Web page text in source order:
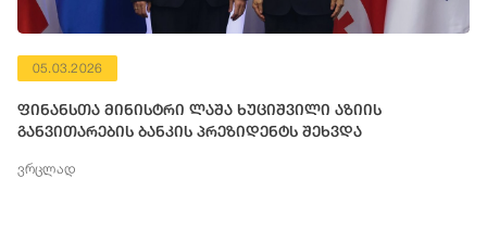
05.03.2026
ფინანსთა მინისტრი ლაშა ხუციშვილი აზიის
განვითარების ბანკის პრეზიდენტს შეხვდა
ვრცლად